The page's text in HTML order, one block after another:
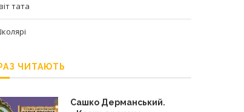
тата
ЧИТАЮТЬ
Сашко Дерманський.